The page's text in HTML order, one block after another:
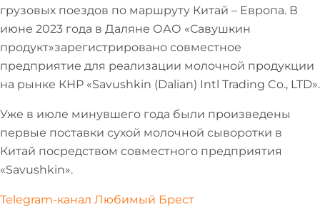
грузовых поездов по маршруту Китай – Европа. В
июне 2023 года в Даляне ОАО «Савушкин
продукт»зарегистрировано совместное
предприятие для реализации молочной продукции
на рынке КНР «Savushkin (Dalian) Intl Trading Co., LTD».
Уже в июле минувшего года были произведены
первые поставки сухой молочной сыворотки в
Китай посредством совместного предприятия
«Savushkin».
Telegram-канал Любимый Брест